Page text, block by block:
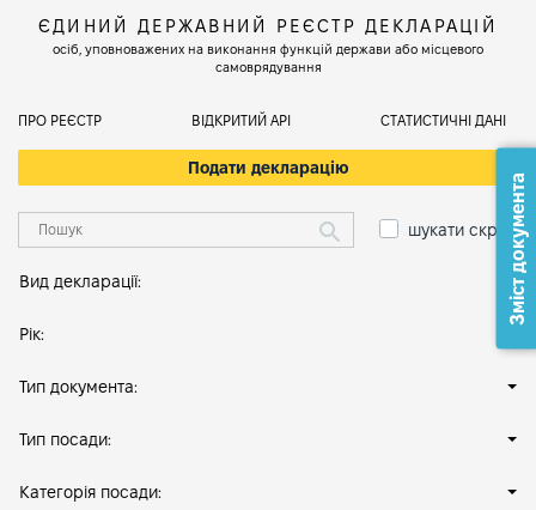
ЄДИНИЙ ДЕРЖАВНИЙ РЕЄСТР ДЕКЛАРАЦІЙ
осіб, уповноважених на виконання функцій держави або місцевого
самоврядування
ПРО РЕЄСТР ВІДКРИТИЙ АРІ СТАТИСТИЧНІ ДАНІ
Подати декларацію
шукати скрізь
Вид декларації:
Рік:
Тип документа:
Тип посади:
Категорія посади:
Зміст документа